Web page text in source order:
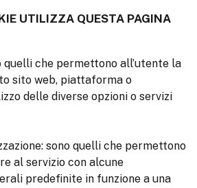
UTILIZZA QUESTA PAGINA
quelli che permettono all’utente la
sito web, piattaforma o
delle diverse opzioni o servizi
sono quelli che permettono
al servizio con alcune
predefinite in funzione a una